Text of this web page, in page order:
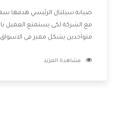
صيانة سيلتال الرئيسي هدفها
مع الشركة لكى يستمتع العميل
متواجدين بشكل مميز فى
الشركة بها والتى تكون منها خدمة
مشاهدة المزيد